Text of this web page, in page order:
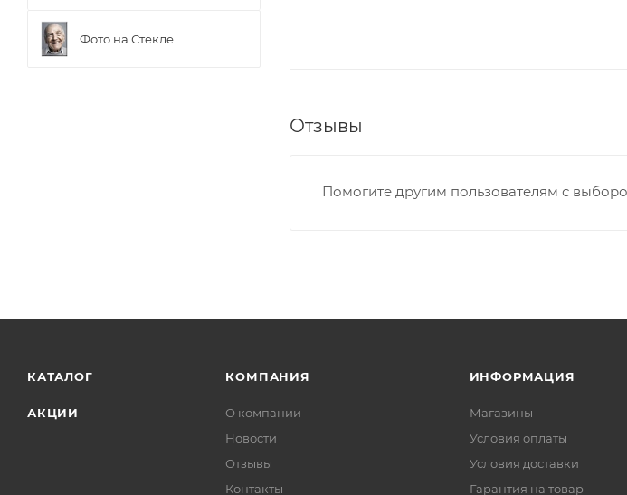
Отзывы
Помогите другим пользователям с
Фото на Стекле
КАТАЛОГ
АКЦИИ
КОМПАНИЯ
О компании
Новости
Отзывы
Контакты
ИНФОРМАЦИЯ
Магазины
Условия оплаты
Условия доставки
Гарантия на товар